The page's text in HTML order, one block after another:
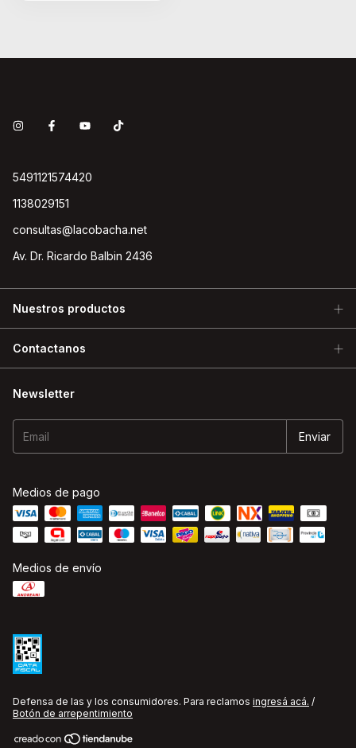
5491121574420
1138029151
consultas@lacobacha.net
Av. Dr. Ricardo Balbin 2436
Nuestros productos
Contactanos
Newsletter
Medios de pago
Medios de envío
Defensa de las y los consumidores. Para reclamos ingresá acá. /
Botón de arrepentimiento